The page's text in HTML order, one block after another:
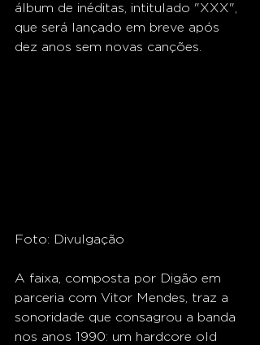
álbum de inéditas, intitulado "XXX",
que será lançado em breve após
dez anos sem novas canções.
Foto: Divulgação
A faixa, composta por Digão em
parceria com Vitor Mendes, traz a
sonoridade que consagrou a banda
nos anos 1990: um hardcore old